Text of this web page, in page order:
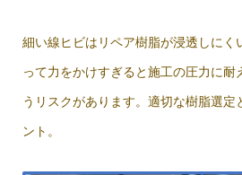
細い線ヒビはリペア樹脂が浸透しにく
って力をかけすぎると施工の圧力に耐
うリスクがあります。適切な樹脂選定
ント。